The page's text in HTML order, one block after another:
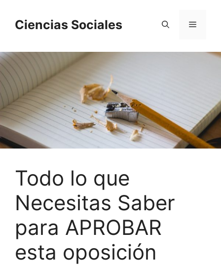
contenido
Ciencias Sociales Menú
Todo lo que
Necesitas Saber
para APROBAR
esta oposición